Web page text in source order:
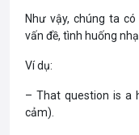
Như vậy, chúng ta
vấn đề, tình huống
Ví dụ:
– That question is a
cảm).